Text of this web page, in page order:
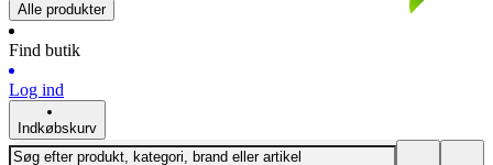
Alle produkter
Find butik
Log ind
Indkøbskurv